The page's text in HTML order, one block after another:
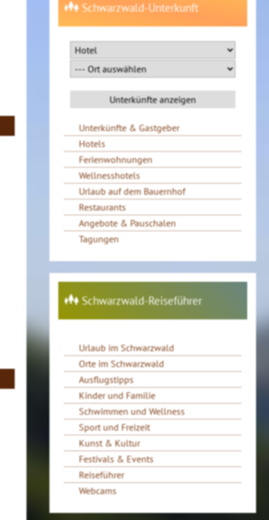
Schwarzwald-Unterkunft
Unterkünfte & Gastgeber
Hotels
Ferienwohnungen
Wellnesshotels
Urlaub auf dem Bauernhof
Restaurants
Angebote & Pauschalen
Tagungen
Schwarzwald-Reiseführer
Urlaub im Schwarzwald
Orte im Schwarzwald
Ausflugstipps
Kinder und Familie
Schwimmen und Wellness
Sport und Freizeit
Kunst & Kultur
Festivals & Events
Reiseführer
Webcams